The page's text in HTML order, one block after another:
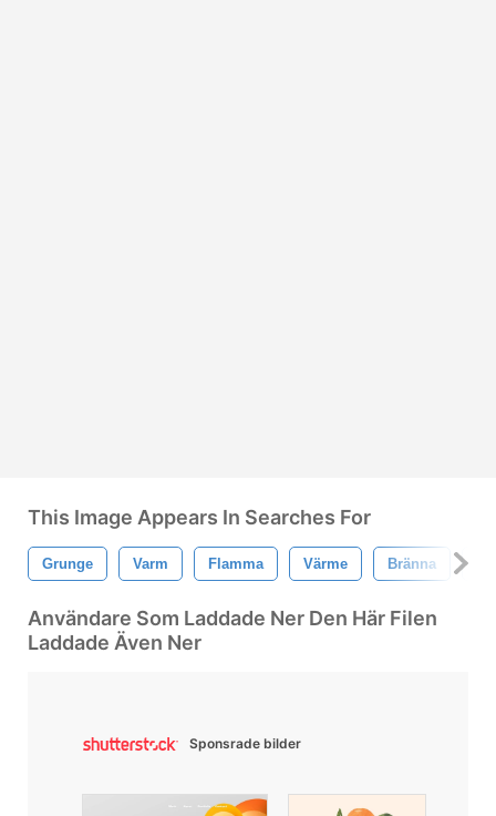
This Image Appears In Searches For
Grunge Varm Flamma Värme Bränna
Användare Som Laddade Ner Den Här Filen
Laddade Även Ner
Sponsrade bilder